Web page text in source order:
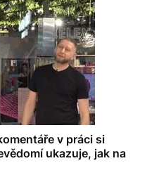
v práci si
ukazuje, jak na